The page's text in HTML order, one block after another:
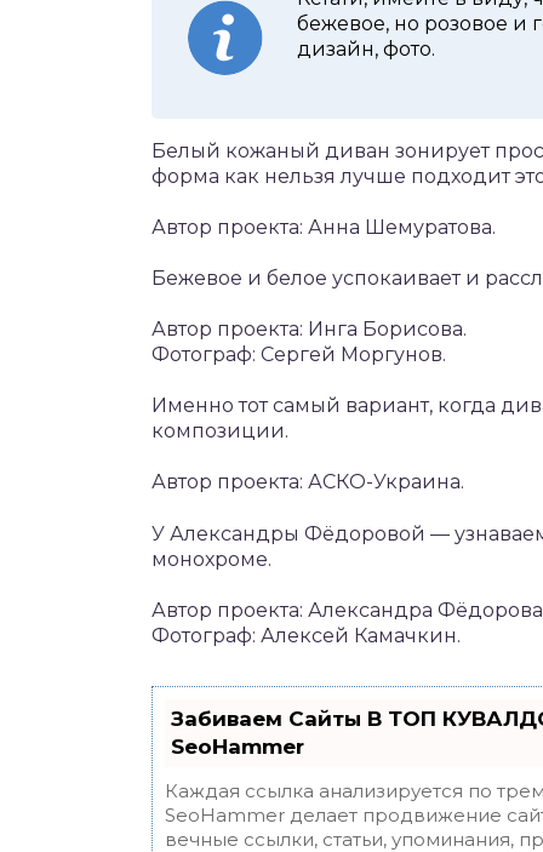
бежевое, но розовое и
дизайн, фото.
Белый кожаный диван зонирует
форма как нельзя лучше подходит
Автор проекта: Анна Шемуратова.
Бежевое и белое успокаивает и
Автор проекта: Инга Борисова.
Фотограф: Сергей Моргунов.
Именно тот самый вариант, когда
композиции.
Автор проекта: АСКО-Украина.
У Александры Фёдоровой —
монохроме.
Автор проекта: Александра
Фотограф: Алексей Камачкин.
Забиваем Сайты В ТОП
SeoHammer
Каждая ссылка анализируется по
SeoHammer делает продвижение
вечные ссылки, статьи, упоминания,